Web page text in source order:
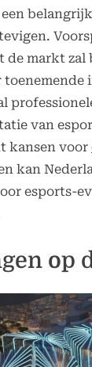
de markt
toenemende
van
kansen voor
kan
esports-
op